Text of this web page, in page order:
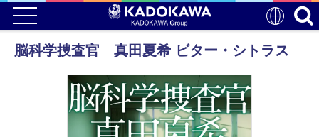
脳科学捜査官 真田夏希 ビター・シトラス